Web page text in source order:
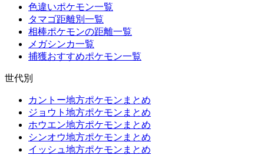
色違いポケモン一覧
タマゴ距離別一覧
相棒ポケモンの距離一覧
メガシンカ一覧
捕獲おすすめポケモン一覧
世代別
カントー地方ポケモンまとめ
ジョウト地方ポケモンまとめ
ホウエン地方ポケモンまとめ
シンオウ地方ポケモンまとめ
イッシュ地方ポケモンまとめ